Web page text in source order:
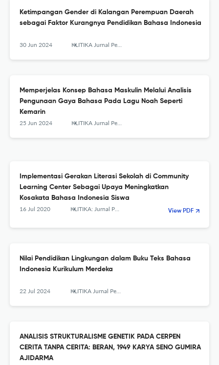
Ketimpangan Gender di Kalangan Perempuan Daerah
sebagai Faktor Kurangnya Pendidikan Bahasa Indonesia
30 Jun 2024 KLITIKA Jurnal Pendidikan Bahasa dan Sastra Indonesia
Memperjelas Konsep Bahasa Maskulin Melalui Analisis
Pengunaan Gaya Bahasa Pada Lagu Noah Seperti
Kemarin
25 Jun 2024 KLITIKA Jurnal Pendidikan Bahasa dan Sastra Indonesia
Implementasi Gerakan Literasi Sekolah di Community
Learning Center Sebagai Upaya Meningkatkan
Kosakata Bahasa Indonesia Siswa
16 Jul 2020 KLITIKA: Jurnal Pendidikan Bahasa dan Sastra Indonesia View PDF
Nilai Pendidikan Lingkungan dalam Buku Teks Bahasa
Indonesia Kurikulum Merdeka
22 Jul 2024 KLITIKA Jurnal Pendidikan Bahasa dan Sastra Indonesia
ANALISIS STRUKTURALISME GENETIK PADA CERPEN
CERITA TANPA CERITA: BERAN, 1949 KARYA SENO GUMIRA
AJIDARMA